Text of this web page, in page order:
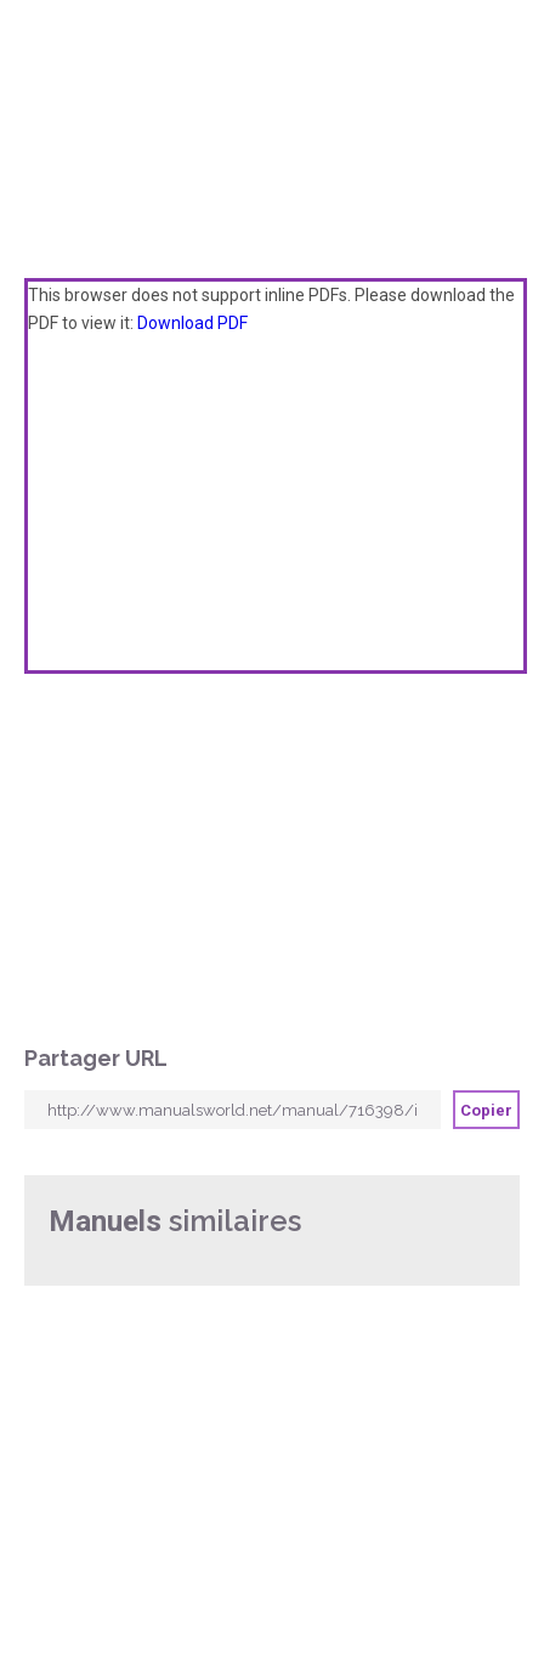
This browser does not support inline PDFs. Please download the
PDF to view it: Download PDF
Partager URL
Copier
Manuels similaires